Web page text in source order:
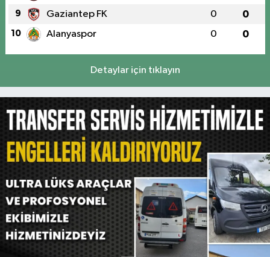
9 Gaziantep FK 0 0
10 Alanyaspor 0 0
Detaylar için tıklayın